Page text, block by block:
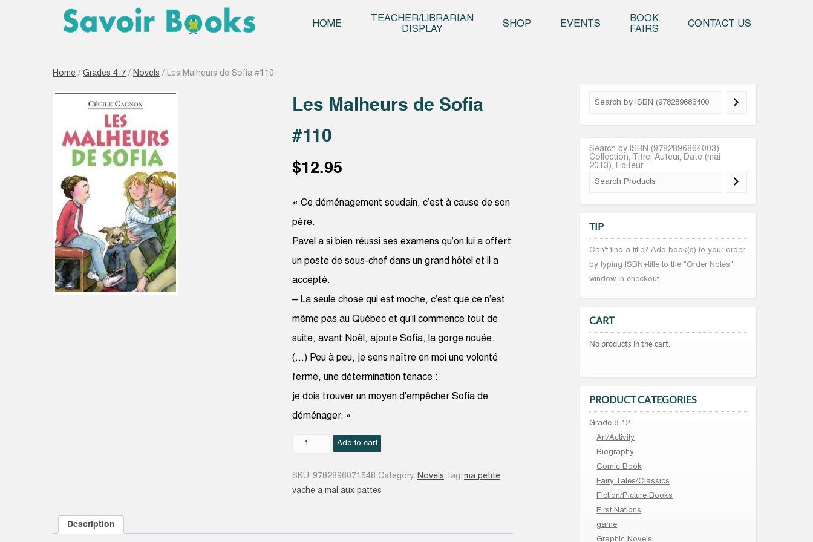
HOME
TEACHER/LIBRARIAN
DISPLAY
SHOP EVENTS
BOOK
FAIRS
CONTACT US
Home / Grades 4-7 / Novels / Les Malheurs de Sofia #110
Les Malheurs de Sofia
#110
$12.95
« Ce déménagement soudain, c’est à cause de son
père.
Pavel a si bien réussi ses examens qu’on lui a offert
un poste de sous-chef dans un grand hôtel et il a
accepté.
– La seule chose qui est moche, c’est que ce n’est
même pas au Québec et qu’il commence tout de
suite, avant Noël, ajoute Sofia, la gorge nouée.
(…) Peu à peu, je sens naître en moi une volonté
ferme, une détermination tenace :
je dois trouver un moyen d’empêcher Sofia de
déménager. »
Les
Add to cart
SKU: 9782896071548 Category: Novels Tag:ma petite
vache a mal aux pattes
Description
Search by ISBN (9782896864003),
Collection, Titre, Auteur, Date (mai
2013), Editeur
TIP
Can't find a title? Add book(s) to your order
by typing ISBN+title to the "Order Notes"
window in checkout.
CART
No products in the cart.
PRODUCT CATEGORIES
Grade 8-12
Art/Activity
Biography
Comic Book
Fairy Tales/Classics
Fiction/Picture Books
First Nations
game
Graphic Novels